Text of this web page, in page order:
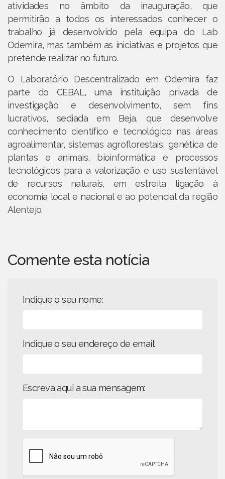
atividades no âmbito da inauguração, que
permitirão a todos os interessados conhecer o
trabalho já desenvolvido pela equipa do Lab
Odemira, mas também as iniciativas e projetos que
pretende realizar no futuro.
O Laboratório Descentralizado em Odemira faz
parte do CEBAL, uma instituição privada de
investigação e desenvolvimento, sem fins
lucrativos, sediada em Beja, que desenvolve
conhecimento científico e tecnológico nas áreas
agroalimentar, sistemas agroflorestais, genética de
plantas e animais, bioinformática e processos
tecnológicos para a valorização e uso sustentável
de recursos naturais, em estreita ligação à
economia local e nacional e ao potencial da região
Alentejo.
Comente esta notícia
Indique o seu nome:
Indique o seu endereço de email:
Escreva aqui a sua mensagem: